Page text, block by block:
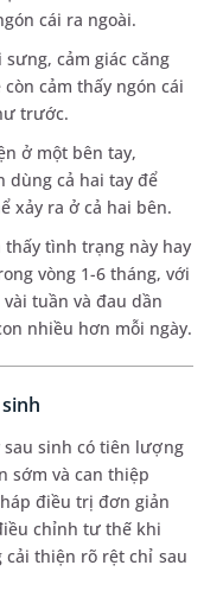
cái ra ngoài.
cảm giác căng
cảm thấy ngón cái
trước.
ở một bên tay,
dùng cả hai tay để
xảy ra ở cả hai bên.
tình trạng này hay
vòng 1-6 tháng, với
tuần và đau dần
nhiều hơn mỗi ngày.
sinh có tiên lượng
sớm và can thiệp
điều trị đơn giản
chỉnh tư thế khi
thiện rõ rệt chỉ sau